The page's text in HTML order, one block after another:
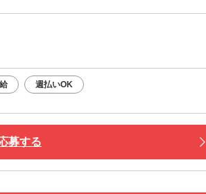
週払いOK
募する